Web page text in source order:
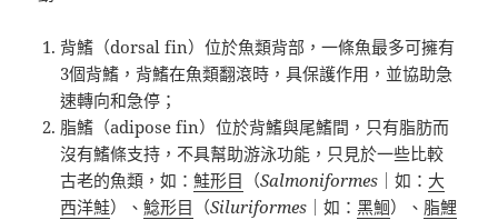
背鰭（dorsal fin）位於魚類背部，一條魚最多可擁有
3個背鰭，背鰭在魚類翻滾時，具保護作用，並協助急
速轉向和急停；
脂鰭（adipose fin）位於背鰭與尾鰭間，只有脂肪而
沒有鰭條支持，不具幫助游泳功能，只見於一些比較
古老的魚類，如：鮭形目 （Salmoniformes ｜如： 大
西洋鮭）、鯰形目 （Siluriformes ｜如：黑鮰）、 脂鯉